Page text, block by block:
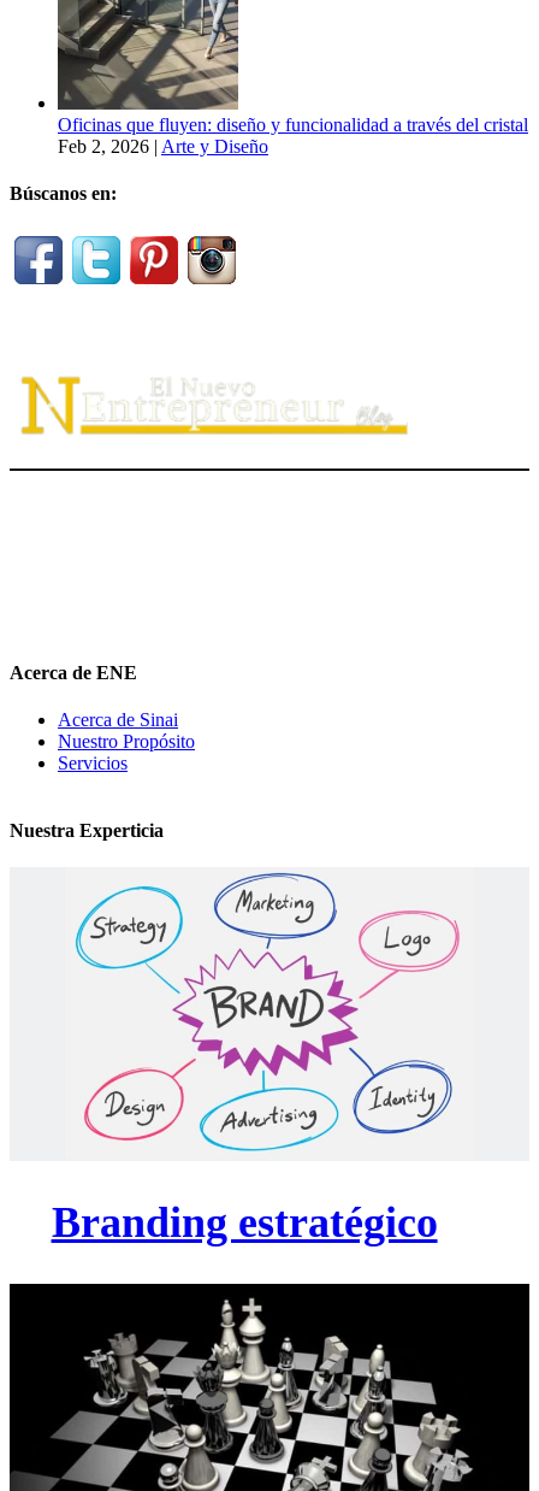
Oficinas que fluyen: diseño y funcionalidad a través del cristal
Feb 2, 2026 | Arte y Diseño
Búscanos en:
Acerca de ENE
Acerca de Sinai
Nuestro Propósito
Servicios
Nuestra Experticia
Branding estratégico